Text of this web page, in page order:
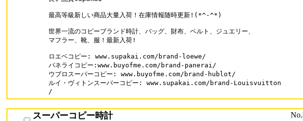
最高等級新しい商品大量入荷！在庫情報随時更新!(*^-^*)
世界一流のコピーブランド時計、バッグ、財布、ベルト、ジュエリー、
マフラー、靴、服！最新入荷!
ロエベコピー: www.supakai.com/brand-loewe/
パネライコピー:www.buyofme.com/brand-panerai/
ウブロスーパーコピー: www.buyofme.com/brand-hublot/
ルイ・ヴィトンスーパーコピー: www.supakai.com/brand-Louisvuitton
/
スーパーコピー時計